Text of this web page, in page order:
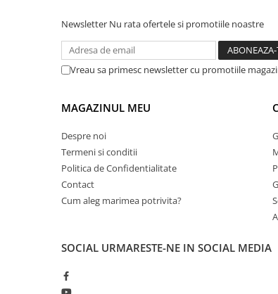
Newsletter Nu rata ofertele si promotiile noastre
Vreau sa primesc newsletter cu promotiile
MAGAZINUL MEU
Despre noi
Termeni si conditii
Politica de Confidentialitate
Contact
Cum aleg marimea potrivita?
SOCIAL URMARESTE-NE IN SOCIAL MEDIA